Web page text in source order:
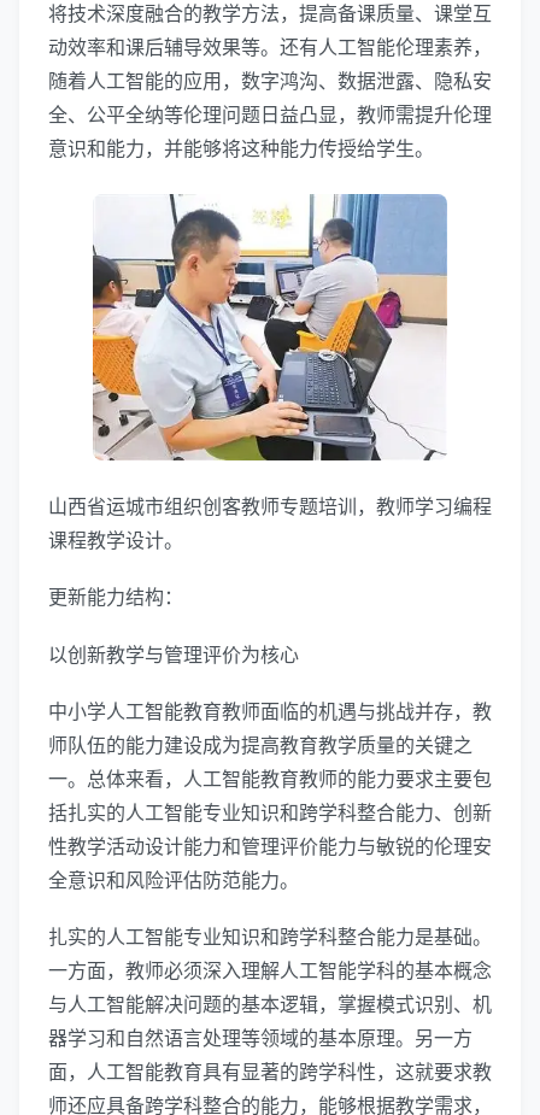
将技术深度融合的教学方法，提高备课质量、课堂互
动效率和课后辅导效果等。还有人工智能伦理素养，
随着人工智能的应用，数字鸿沟、数据泄露、隐私安
全、公平全纳等伦理问题日益凸显，教师需提升伦理
意识和能力，并能够将这种能力传授给学生。
山西省运城市组织创客教师专题培训，教师学习编程
课程教学设计。
更新能力结构：
以创新教学与管理评价为核心
中小学人工智能教育教师面临的机遇与挑战并存，教
师队伍的能力建设成为提高教育教学质量的关键之
一。总体来看，人工智能教育教师的能力要求主要包
括扎实的人工智能专业知识和跨学科整合能力、创新
性教学活动设计能力和管理评价能力与敏锐的伦理安
全意识和风险评估防范能力。
扎实的人工智能专业知识和跨学科整合能力是基础。
一方面，教师必须深入理解人工智能学科的基本概念
与人工智能解决问题的基本逻辑，掌握模式识别、机
器学习和自然语言处理等领域的基本原理。另一方
面，人工智能教育具有显著的跨学科性，这就要求教
师还应具备跨学科整合的能力，能够根据教学需求，